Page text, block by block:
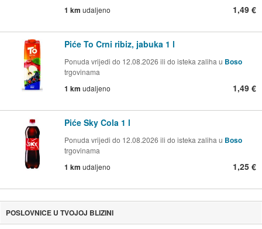
1 km udaljeno 1,49 €
Piće To Crni ribiz, jabuka 1 l
Ponuda vrijedi do 12.08.2026 ili do isteka zaliha u Boso
trgovinama
1 km udaljeno 1,49 €
Piće Sky Cola 1 l
Ponuda vrijedi do 12.08.2026 ili do isteka zaliha u Boso
trgovinama
1 km udaljeno 1,25 €
POSLOVNICE U TVOJOJ BLIZINI